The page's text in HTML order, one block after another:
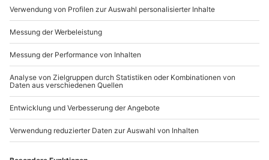
Artikelnummer:59462
Andere Produkte entdecken
-15% CLUB DEAL